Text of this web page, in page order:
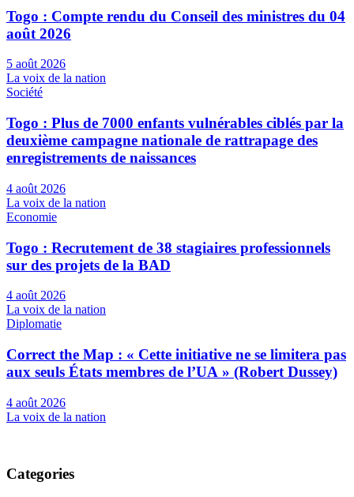
Togo : Compte rendu du Conseil des ministres du 04
août 2026
5 août 2026
La voix de la nation
Société
Togo : Plus de 7000 enfants vulnérables ciblés par la
deuxième campagne nationale de rattrapage des
enregistrements de naissances
4 août 2026
La voix de la nation
Economie
Togo : Recrutement de 38 stagiaires professionnels
sur des projets de la BAD
4 août 2026
La voix de la nation
Diplomatie
Correct the Map : « Cette initiative ne se limitera pas
aux seuls États membres de l’UA » (Robert Dussey)
4 août 2026
La voix de la nation
Categories